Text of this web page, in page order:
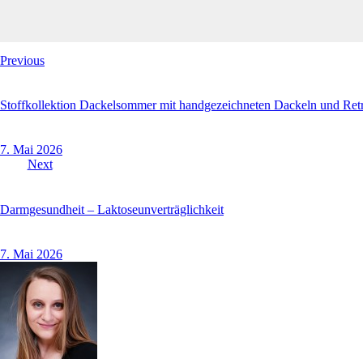
Previous
Stoffkollektion Dackelsommer mit handgezeichneten Dackeln und
7. Mai 2026
Next
Darmgesundheit – Laktoseunverträglichkeit
7. Mai 2026